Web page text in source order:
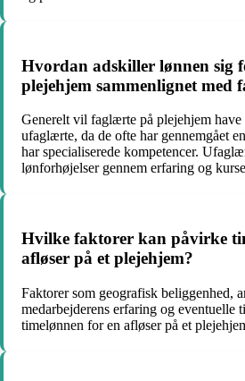
Hvordan adskiller lønnen sig
plejehjem sammenlignet med
Generelt vil faglærte på plejehjem have
ufaglærte, da de ofte har gennemgået
har specialiserede kompetencer.
lønforhøjelser gennem erfaring og
Hvilke faktorer kan påvirke
afløser på et plejehjem?
Faktorer som geografisk beliggenhed,
medarbejderens erfaring og
timelønnen for en afløser på et